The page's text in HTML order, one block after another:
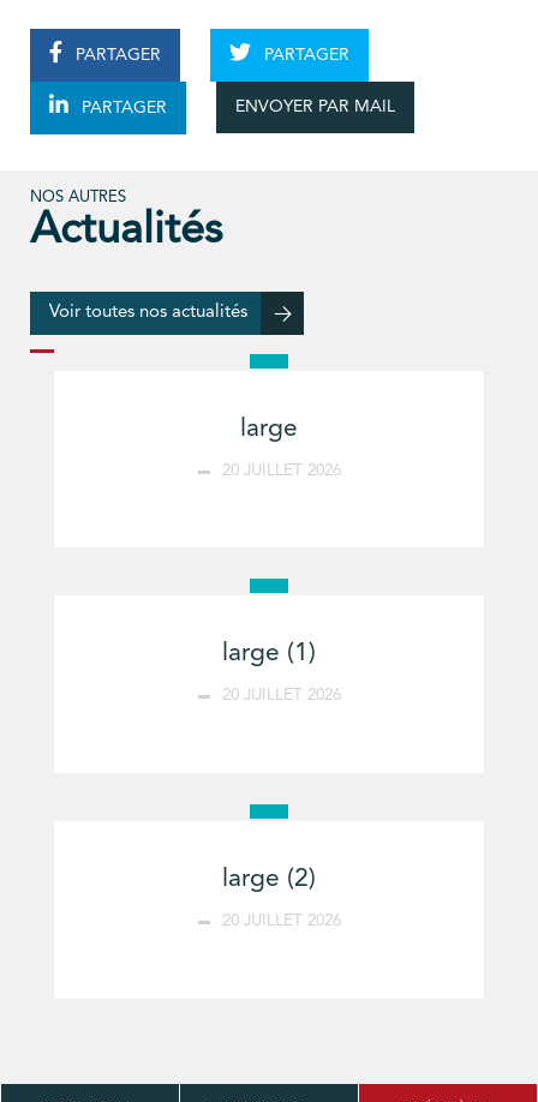
PARTAGER PARTAGER
PARTAGER ENVOYER PAR MAIL
NOS AUTRES
Actualités
Voir toutes nos actualités
large
20 JUILLET 2026
large (1)
20 JUILLET 2026
large (2)
20 JUILLET 2026